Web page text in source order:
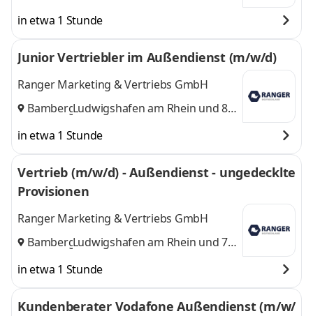
in etwa 1 Stunde
Junior Vertriebler im Außendienst (m/w/d)
Ranger Marketing & Vertriebs GmbH
Bamberg,
Ludwigshafen am Rhein und 8
in etwa 1 Stunde
Vertrieb (m/w/d) - Außendienst - ungedecklte
Provisionen
Ranger Marketing & Vertriebs GmbH
Bamberg,
Ludwigshafen am Rhein und 7
in etwa 1 Stunde
Kundenberater Vodafone Außendienst (m/w/